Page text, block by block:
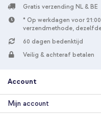
Gratis verzending NL & BE
* Op werkdagen voor
verzendmethode,
60 dagen bedenktijd
Veilig & achteraf betalen
Account
Mijn account